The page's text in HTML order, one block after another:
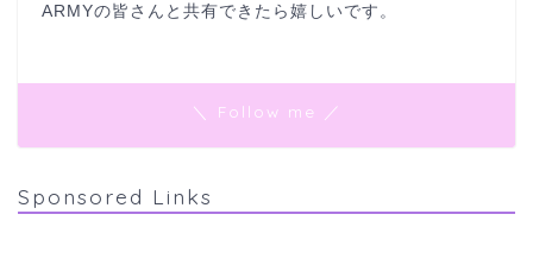
ARMYの皆さんと共有できたら嬉しいです。
＼ Follow me ／
Sponsored Links